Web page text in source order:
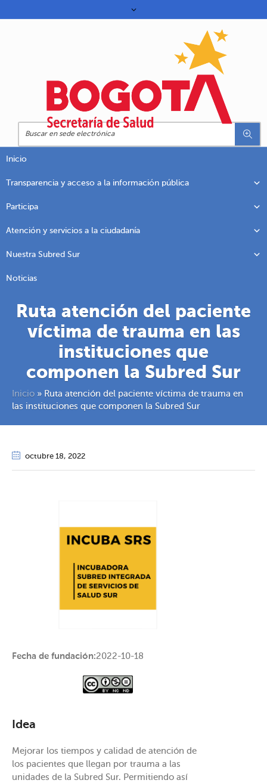
Inicio
Transparencia y acceso a la información pública
Participa
Atención y servicios a la ciudadanía
Nuestra Subred Sur
Noticias
Ruta atención del paciente
víctima de trauma en las
instituciones que
componen la Subred Sur
Inicio » Ruta atención del paciente víctima de trauma en
las instituciones que componen la Subred Sur
octubre 18, 2022
Fecha de fundación:2022-10-18
Idea
Mejorar los tiempos y calidad de atención de
los pacientes que llegan por trauma a las
unidades de la Subred Sur. Permitiendo así